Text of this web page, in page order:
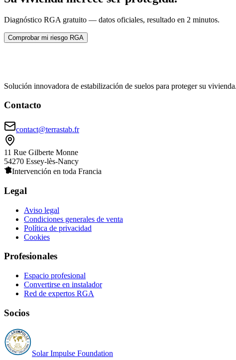
Diagnóstico RGA gratuito — datos oficiales, resultado en 2 minutos.
Comprobar mi riesgo RGA
Solución innovadora de estabilización de suelos para proteger su vivienda.
Contacto
contact@terrastab.fr
11 Rue Gilberte Monne
54270 Essey-lès-Nancy
Intervención en toda Francia
Legal
Aviso legal
Condiciones generales de venta
Política de privacidad
Cookies
Profesionales
Espacio profesional
Convertirse en instalador
Red de expertos RGA
Socios
Solar Impulse Foundation